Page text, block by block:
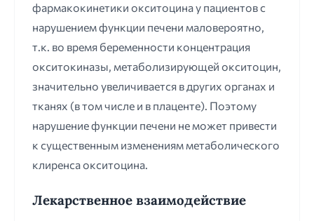
фармакокинетики окситоцина у пациентов с
нарушением функции печени маловероятно,
т.к. во время беременности концентрация
окситокиназы, метаболизирующей окситоцин,
значительно увеличивается в других органах и
тканях (в том числе и в плаценте). Поэтому
нарушение функции печени не может привести
к существенным изменениям метаболического
клиренса окситоцина.
Лекарственное взаимодействие